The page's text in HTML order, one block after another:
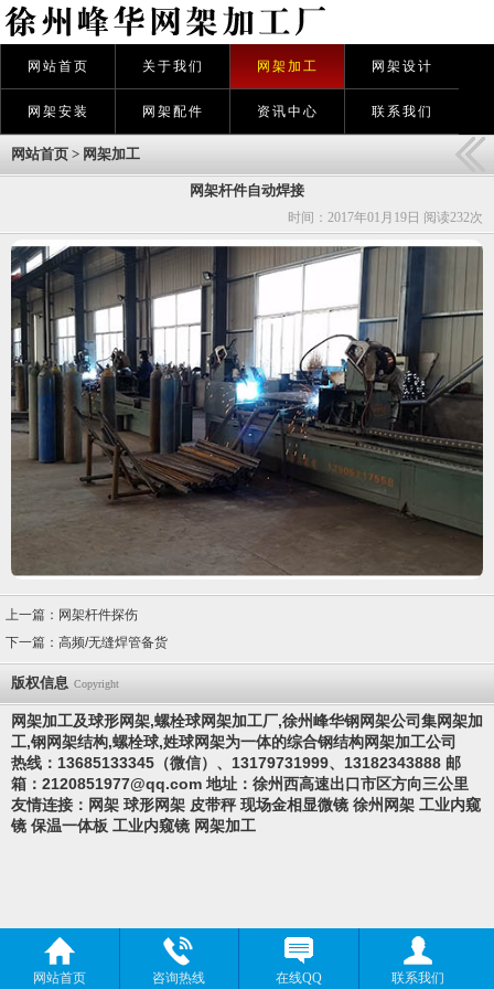
网站首页 关于我们 网架加工 网架设计
网架安装 网架配件 资讯中心 联系我们
网站首页 > 网架加工
网架杆件自动焊接
时间：2017年01月19日 阅读232次
上一篇： 网架杆件探伤
下一篇： 高频/无缝焊管备货
版权信息 Copyright
网架加工及球形网架,螺栓球网架加工厂,徐州峰华钢网架公司集网架加
工,钢网架结构,螺栓球,姓球网架为一体的综合钢结构网架加工公司
热线：13685133345（微信）、13179731999、13182343888 邮
箱： 2120851977@qq.com 地址：徐州西高速出口市区方向三公里
友情连接： 网架 球形网架 皮带秤 现场金相显微镜 徐州网架 工业内窥
镜 保温一体板 工业内窥镜 网架加工
网站首页 咨询热线 在线QQ 联系我们